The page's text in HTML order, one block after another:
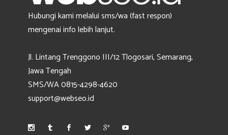
Hubungi kami melalui sms/wa (fast respon)
mengenai info lebih lanjut.
Jl. Lintang Trenggono III/12 Tlogosari, Semarang,
Jawa Tengah
SMS/WA 0815-4298-4620
support@webseo.id